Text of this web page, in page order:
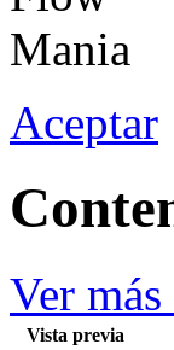
Aceptar
Ver
Vista previa